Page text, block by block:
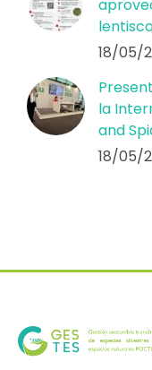
18/05/
la
and
18/05/